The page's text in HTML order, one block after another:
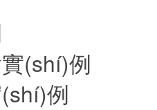
(shí)例
例